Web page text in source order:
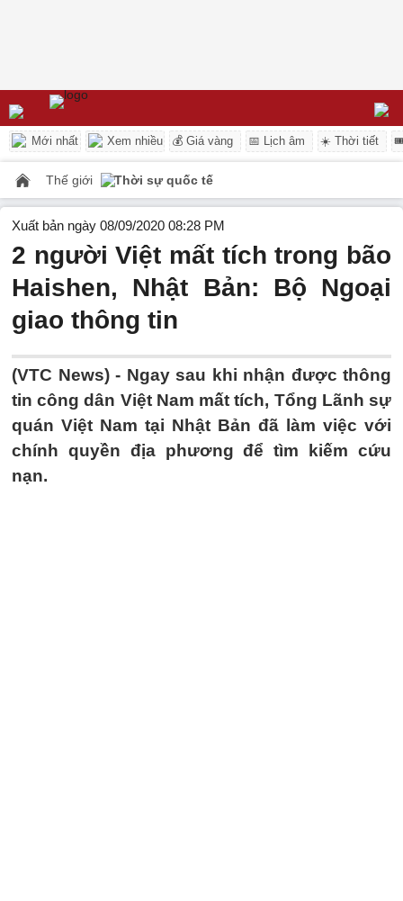
Mới nhất Xem nhiều 💰 Giá vàng 📅 Lịch âm ☀️ Thời tiết
Thế giới Thời sự quốc tế
Xuất bản ngày 08/09/2020 08:28 PM
2 người Việt mất tích trong bão
Haishen, Nhật Bản: Bộ Ngoại
giao thông tin
(VTC News) - Ngay sau khi nhận được thông
tin công dân Việt Nam mất tích, Tổng Lãnh sự
quán Việt Nam tại Nhật Bản đã làm việc với
chính quyền địa phương để tìm kiếm cứu
nạn.